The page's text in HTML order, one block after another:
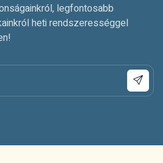
legfontosabb
heti rendszerességgel